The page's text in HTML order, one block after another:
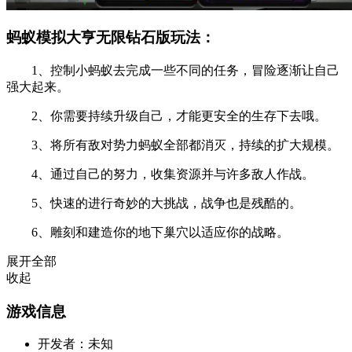
蚂蚁模拟大亨无限钻石版玩法：
1、控制小蚂蚁去完成一些不同的任务，冒险逐渐让自己
强大起来。
2、你需要持续升级自己，才能更安全的生存下去哦。
3、将所有敌对势力蚂蚁全部都消灭，持续的扩大规模。
4、通过自己的努力，收集资源并与许多敌人作战。
5、快速的进行奇妙的大挑战，战争也是残酷的。
6、雕刻和建造你的地下巢穴以适应你的战略。
展开全部
收起
游戏信息
开发者： 未知